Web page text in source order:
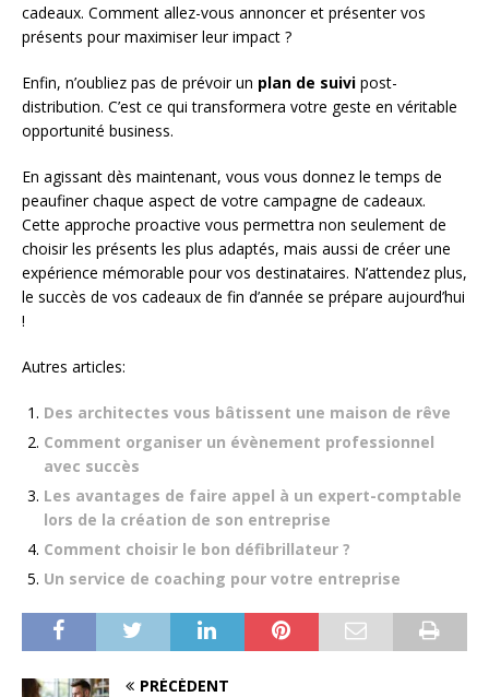
cadeaux. Comment allez-vous annoncer et présenter vos
présents pour maximiser leur impact ?
Enfin, n’oubliez pas de prévoir un plan de suivi post-
distribution. C’est ce qui transformera votre geste en véritable
opportunité business.
En agissant dès maintenant, vous vous donnez le temps de
peaufiner chaque aspect de votre campagne de cadeaux.
Cette approche proactive vous permettra non seulement de
choisir les présents les plus adaptés, mais aussi de créer une
expérience mémorable pour vos destinataires. N’attendez plus,
le succès de vos cadeaux de fin d’année se prépare aujourd’hui
!
Autres articles:
Des architectes vous bâtissent une maison de rêve
Comment organiser un évènement professionnel
avec succès
Les avantages de faire appel à un expert-comptable
lors de la création de son entreprise
Comment choisir le bon défibrillateur ?
Un service de coaching pour votre entreprise
PRÉCÉDENT